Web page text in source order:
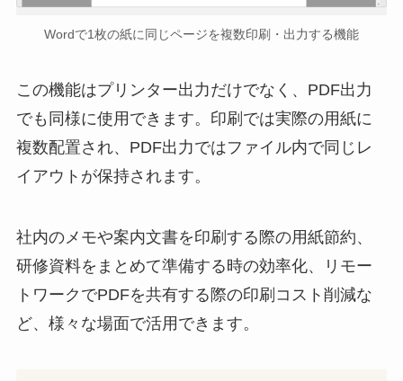
Wordで1枚の紙に同じページを複数印刷・出力する機能
この機能はプリンター出力だけでなく、PDF出力
でも同様に使用できます。印刷では実際の用紙に
複数配置され、PDF出力ではファイル内で同じレ
イアウトが保持されます。
社内のメモや案内文書を印刷する際の用紙節約、
研修資料をまとめて準備する時の効率化、リモー
トワークでPDFを共有する際の印刷コスト削減な
ど、様々な場面で活用できます。